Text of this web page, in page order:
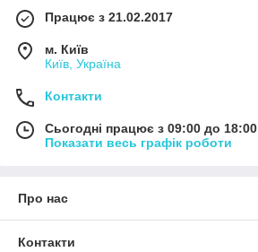
Працює з 21.02.2017
м. Київ
Київ, Україна
Контакти
Сьогодні працює з 09:00 до 18:00
Показати весь графік роботи
Про нас
Контакти